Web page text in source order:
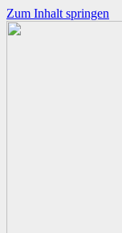
Zum Inhalt springen